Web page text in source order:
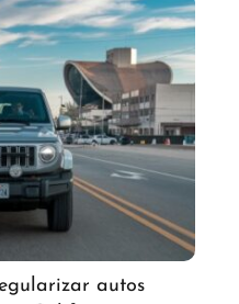
autos